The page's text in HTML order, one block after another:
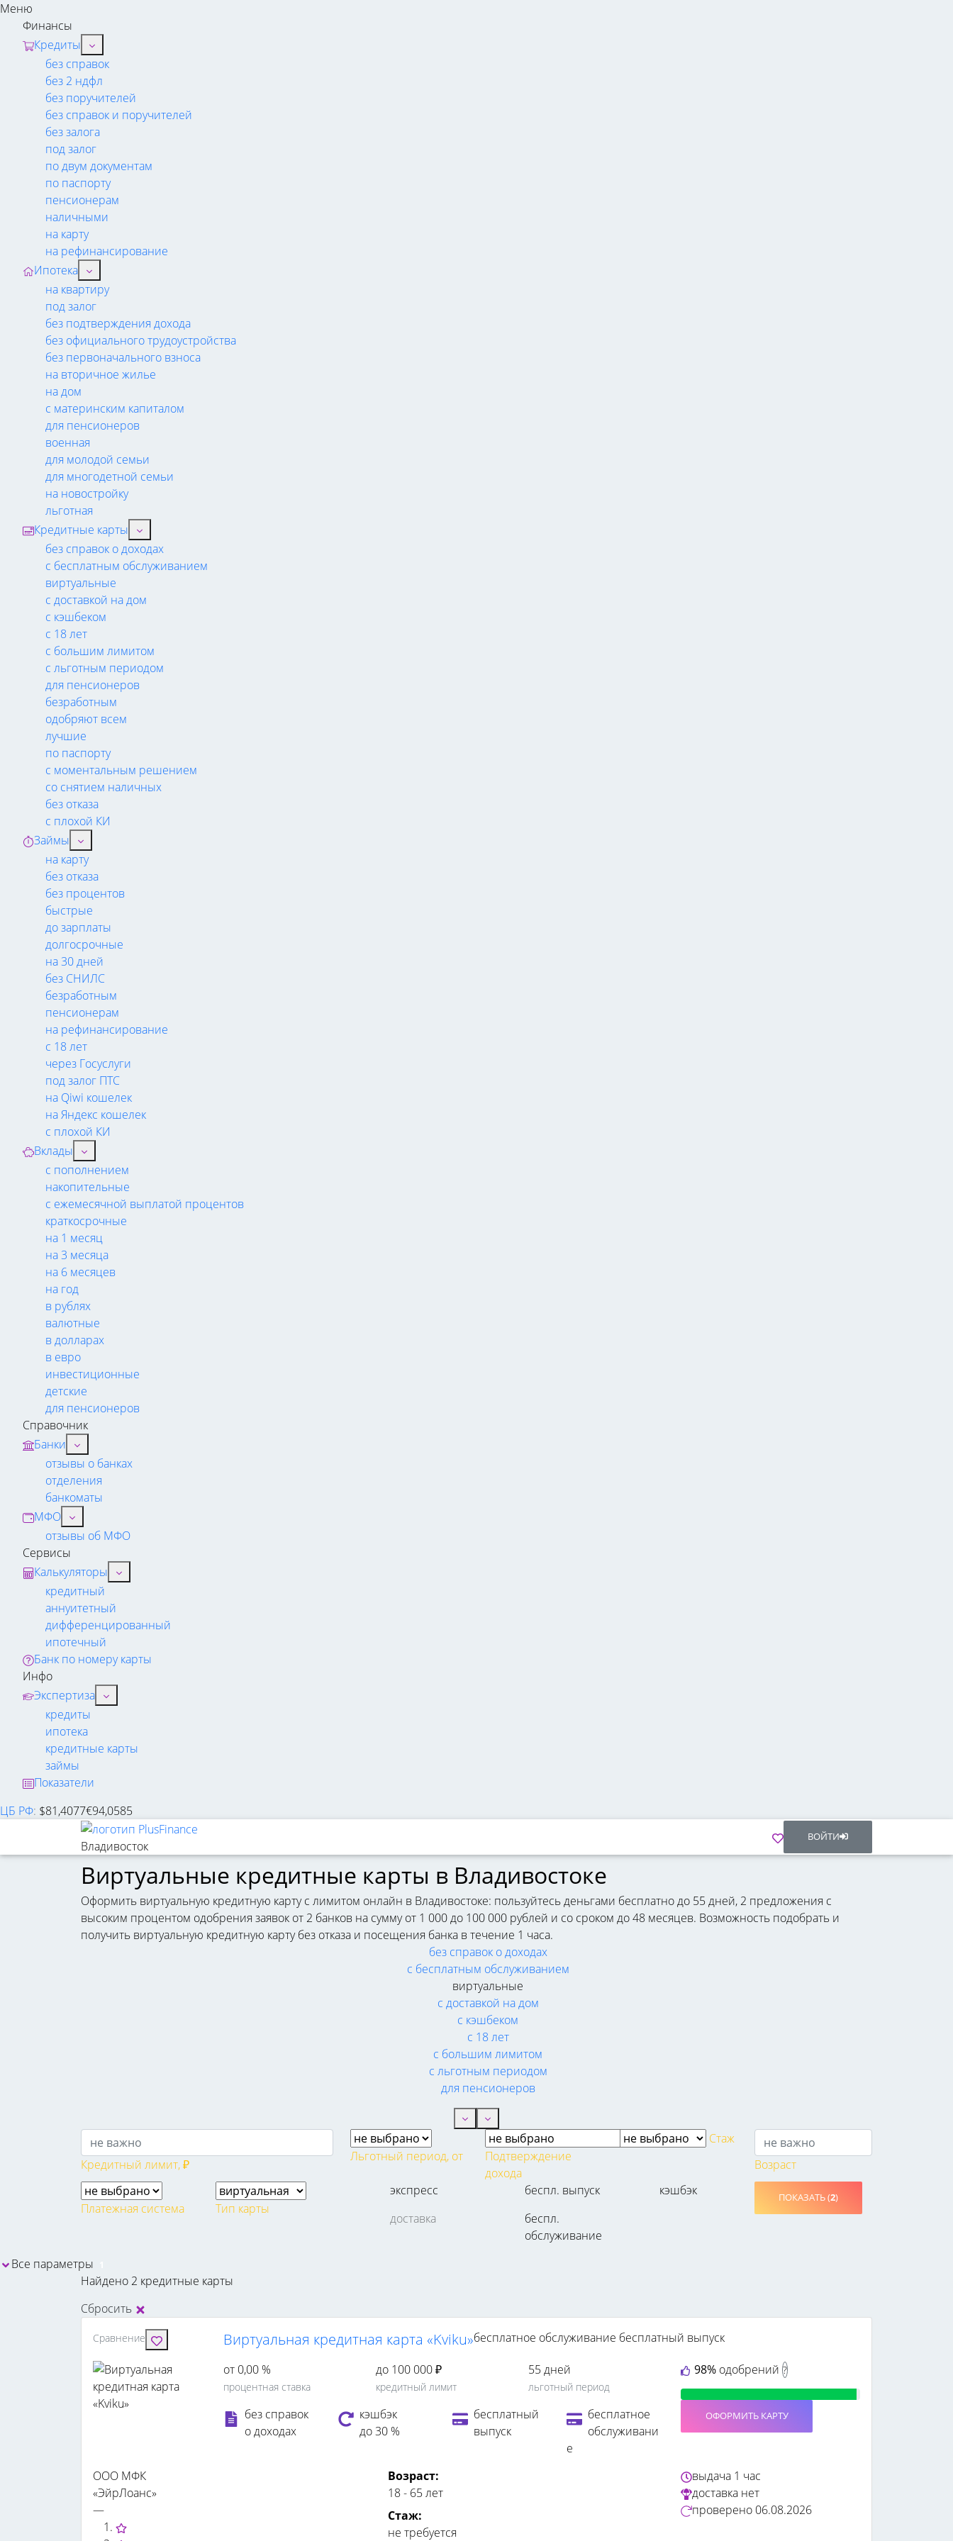
Меню
Финансы
Кредиты
без справок
без 2 ндфл
без поручителей
без справок и поручителей
без залога
под залог
по двум документам
по паспорту
пенсионерам
наличными
на карту
на рефинансирование
Ипотека
на квартиру
под залог
без подтверждения дохода
без официального трудоустройства
без первоначального взноса
на вторичное жилье
на дом
с материнским капиталом
для пенсионеров
военная
для молодой семьи
для многодетной семьи
на новостройку
льготная
Кредитные карты
без справок о доходах
с бесплатным обслуживанием
виртуальные
с доставкой на дом
с кэшбеком
с 18 лет
с большим лимитом
с льготным периодом
для пенсионеров
безработным
одобряют всем
лучшие
по паспорту
с моментальным решением
со снятием наличных
без отказа
с плохой КИ
Займы
на карту
без отказа
без процентов
быстрые
до зарплаты
долгосрочные
на 30 дней
без СНИЛС
безработным
пенсионерам
на рефинансирование
с 18 лет
через Госуслуги
под залог ПТС
на Qiwi кошелек
на Яндекс кошелек
с плохой КИ
Вклады
с пополнением
накопительные
с ежемесячной выплатой процентов
краткосрочные
на 1 месяц
на 3 месяца
на 6 месяцев
на год
в рублях
валютные
в долларах
в евро
инвестиционные
детские
для пенсионеров
Справочник
Банки
отзывы о банках
отделения
банкоматы
МФО
отзывы об МФО
Сервисы
Калькуляторы
кредитный
аннуитетный
дифференцированный
ипотечный
Банк по номеру карты
Инфо
Экспертиза
кредиты
ипотека
кредитные карты
займы
Показатели
ЦБ РФ: $81,4077€94,0585
Владивосток
ВОЙТИ
Виртуальные кредитные карты в Владивостоке
Оформить виртуальную кредитную карту с лимитом онлайн в Владивостоке: пользуйтесь деньгами бесплатно до 55 дней, 2 предложения с
высоким процентом одобрения заявок от 2 банков на сумму от 1 000 до 100 000 рублей и со сроком до 48 месяцев. Возможность подобрать и
получить виртуальную кредитную карту без отказа и посещения банка в течение 1 часа.
без справок о доходах
с бесплатным обслуживанием
виртуальные
с доставкой на дом
с кэшбеком
с 18 лет
с большим лимитом
с льготным периодом
для пенсионеров
Кредитный лимит, ₽
Льготный период, от
Подтверждение
дохода
Стаж
Возраст
Платежная система Тип карты
экспресс
доставка
беспл. выпуск
беспл.
обслуживание
кэшбэк ПОКАЗАТЬ (2)
Все параметры
Найдено 2 кредитные карты
Сбросить
Сравнение Виртуальная кредитная карта «Kviku»бесплатное обслуживание бесплатный выпуск
от 0,00 %
процентная ставка
до 100 000 ₽
кредитный лимит
55 дней
льготный период
без справок
о доходах
кэшбэк
до 30 %
бесплатный
выпуск
бесплатное
обслуживани
е
98% одобрений?
ОФОРМИТЬ КАРТУ
ООО МФК
«ЭйрЛоанс»
—
Возраст:
18 - 65 лет
Стаж:
не требуется
выдача 1 час
доставка нет
проверено 06.08.2026